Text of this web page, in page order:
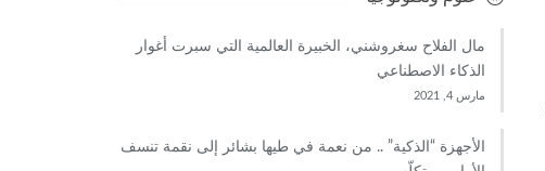
مال الفلاح سغروشني، الخبيرة العالمية التي سبرت أغوار
الذكاء الاصطناعي
مارس 4, 2021
الأجهزة “الذكية” .. من نعمة في طيها بشائر إلى نقمة تنسف